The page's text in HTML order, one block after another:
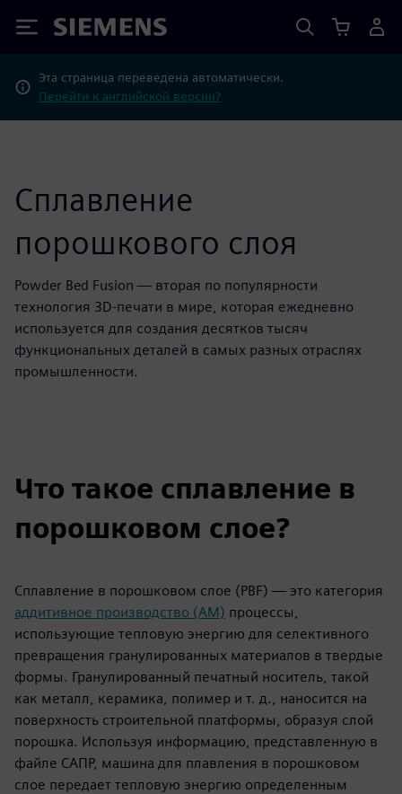
Siemens
Эта страница переведена автоматически.
Перейти к английской версии?
Сплавление
порошкового слоя
Powder Bed Fusion — вторая по популярности
технология 3D-печати в мире, которая ежедневно
используется для создания десятков тысяч
функциональных деталей в самых разных отраслях
промышленности.
Что такое сплавление в
порошковом слое?
Сплавление в порошковом слое (PBF) — это категория
аддитивное производство (AM) процессы,
использующие тепловую энергию для селективного
превращения гранулированных материалов в твердые
формы. Гранулированный печатный носитель, такой
как металл, керамика, полимер и т. д., наносится на
поверхность строительной платформы, образуя слой
порошка. Используя информацию, представленную в
файле САПР, машина для плавления в порошковом
слое передает тепловую энергию определенным